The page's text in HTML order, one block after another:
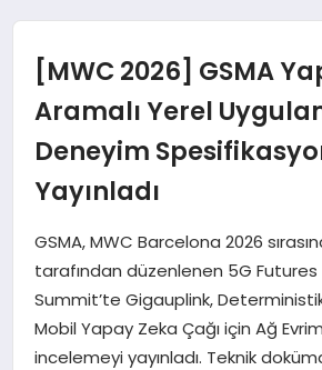
[MWC 2026] GSMA
Aramalı Yerel
Deneyim
Yayınladı
GSMA, MWC Barcelona 2026
tarafından düzenlenen 5G Futures
Summit’te Gigauplink,
Mobil Yapay Zeka Çağı için Ağ
incelemeyi yayınladı. Teknik